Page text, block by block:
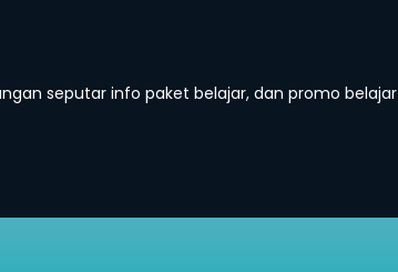
seputar info paket belajar, dan promo belajar